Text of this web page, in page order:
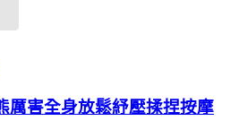
厲害全身放鬆紓壓揉捏按摩